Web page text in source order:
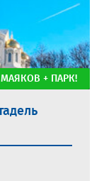
+ ПАРК!